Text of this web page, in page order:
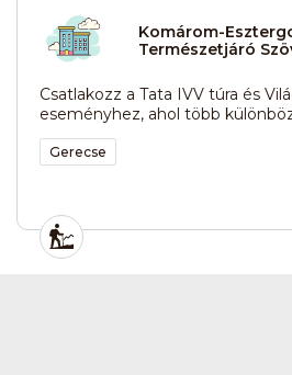
Komárom-
Természetjáró
Csatlakozz a Tata IVV túra és
eseményhez, ahol több
Gerecse